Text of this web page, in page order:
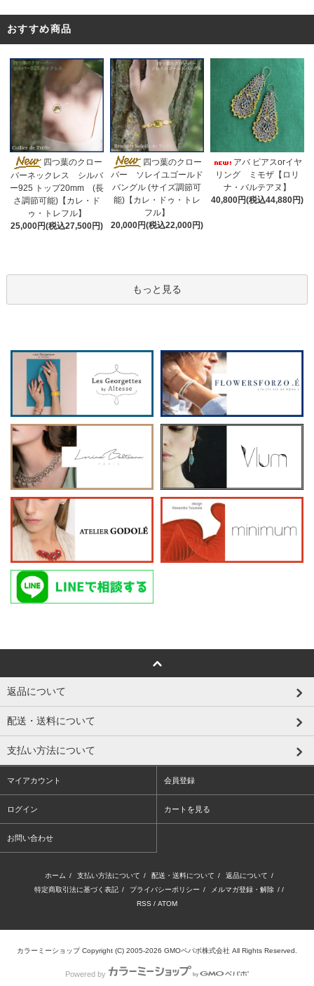
おすすめ商品
四つ葉のクロー
バーネックレス シルバ
ー925 トップ20mm (長
さ調節可能)【カレ・ド
ゥ・トレフル】
25,000円(税込27,500円)
四つ葉のクロー
バー ソレイユゴールド
バングル (サイズ調節可
能)【カレ・ドゥ・トレ
フル】
20,000円(税込22,000円)
アバ ピアスorイヤ
リング ミモザ【ロリ
ナ・バルテアヌ】
40,800円(税込44,880円)
もっと見る
返品について
配送・送料について
支払い方法について
マイアカウント 会員登録
ログイン カートを見る
お問い合わせ
ホーム / 支払い方法について / 配送・送料について / 返品について /
特定商取引法に基づく表記 / プライバシーポリシー / メルマガ登録・解除 / /
RSS / ATOM
カラーミーショップCopyright (C) 2005-2026 GMOペパボ株式会社 All Rights Reserved.
Powered by